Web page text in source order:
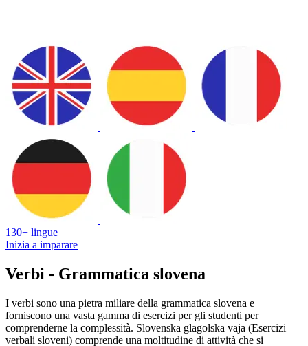
130+ lingue
Inizia a imparare
Verbi - Grammatica slovena
I verbi sono una pietra miliare della grammatica slovena e
forniscono una vasta gamma di esercizi per gli studenti per
comprenderne la complessità. Slovenska glagolska vaja (Esercizi
verbali sloveni) comprende una moltitudine di attività che si